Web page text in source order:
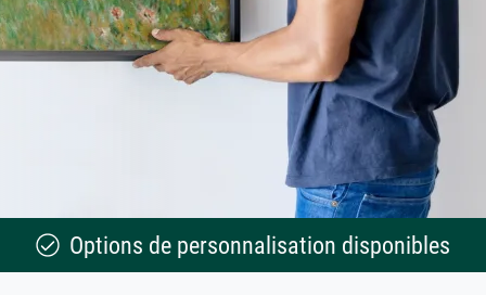
Options de personnalisation disponibles